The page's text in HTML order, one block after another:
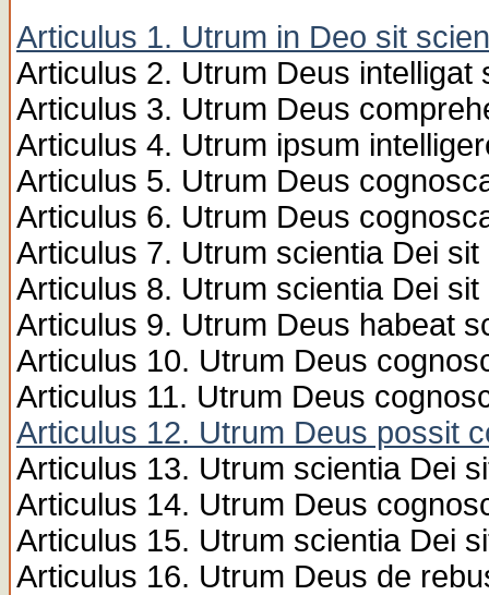
Articulus 1. Utrum in Deo sit
Articulus 2. Utrum Deus intelligat
Articulus 3. Utrum Deus
Articulus 4. Utrum ipsum
Articulus 5. Utrum Deus
Articulus 6. Utrum Deus
Articulus 7. Utrum scientia Dei
Articulus 8. Utrum scientia Dei
Articulus 9. Utrum Deus habeat
Articulus 10. Utrum Deus
Articulus 11. Utrum Deus
Articulus 12. Utrum Deus possit
Articulus 13. Utrum scientia Dei
Articulus 14. Utrum Deus
Articulus 15. Utrum scientia Dei
Articulus 16. Utrum Deus de